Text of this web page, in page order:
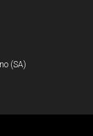
(SA)